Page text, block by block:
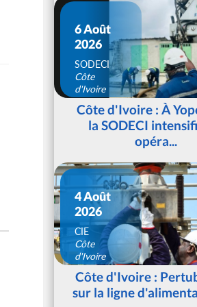
6 Août
2026
SODECI
Côte
d'Ivoire
Côte d'Ivoire : À
la SODECI
opéra...
4 Août
2026
CIE
Côte
d'Ivoire
Côte d'Ivoire :
sur la ligne